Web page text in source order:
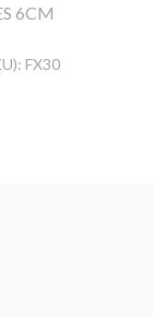
6CM
FX30